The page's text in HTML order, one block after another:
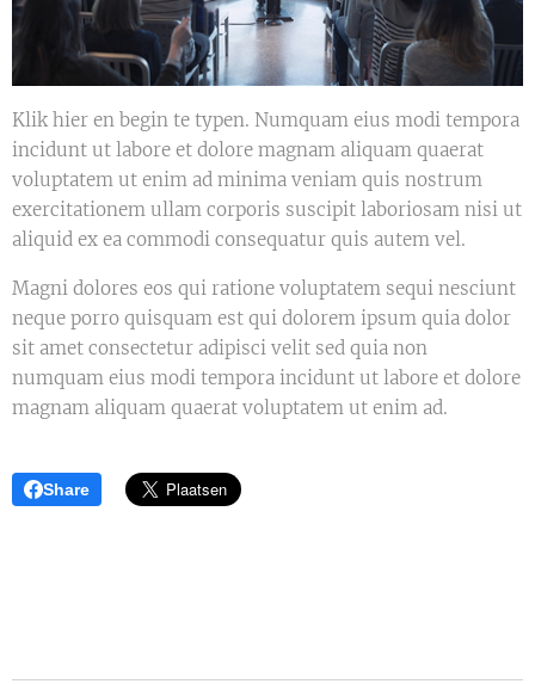
Klik hier en begin te typen. Numquam eius modi tempora
incidunt ut labore et dolore magnam aliquam quaerat
voluptatem ut enim ad minima veniam quis nostrum
exercitationem ullam corporis suscipit laboriosam nisi ut
aliquid ex ea commodi consequatur quis autem vel.
Magni dolores eos qui ratione voluptatem sequi nesciunt
neque porro quisquam est qui dolorem ipsum quia dolor
sit amet consectetur adipisci velit sed quia non
numquam eius modi tempora incidunt ut labore et dolore
magnam aliquam quaerat voluptatem ut enim ad.
Share